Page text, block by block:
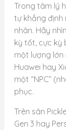
Trong tâm lý
tự khẳng định
nhân. Hãy
kỳ tốt, cực kỳ
một lượng lớn
Huawei hay
một “NPC”
phục.
Trên sân
Gen 3 hay